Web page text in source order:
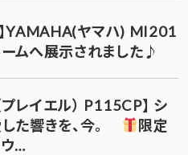
】YAMAHA(ヤマハ) MI201
ムへ展示されました♪
プレイエル） P115CP】 シ
た響きを、今。
限定
…